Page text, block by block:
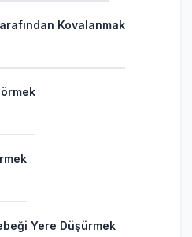
Kovalanmak
Yere Düşürmek